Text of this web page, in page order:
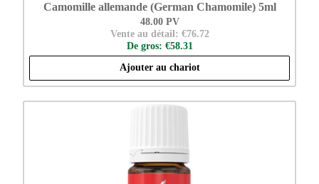
Camomille allemande (German Chamomile) 5ml
48.00 PV
Vente au détail: €76.72
De gros: €58.31
Ajouter au chariot